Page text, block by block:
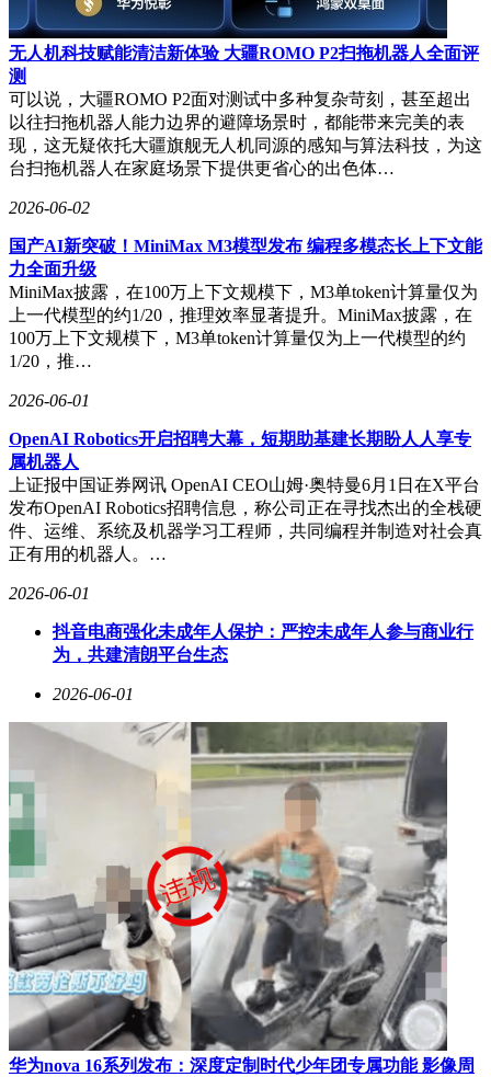
无人机科技赋能清洁新体验 大疆ROMO P2扫拖机器人全面评
测
可以说，大疆ROMO P2面对测试中多种复杂苛刻，甚至超出
以往扫拖机器人能力边界的避障场景时，都能带来完美的表
现，这无疑依托大疆旗舰无人机同源的感知与算法科技，为这
台扫拖机器人在家庭场景下提供更省心的出色体…
2026-06-02
国产AI新突破！MiniMax M3模型发布 编程多模态长上下文能
力全面升级
MiniMax披露，在100万上下文规模下，M3单token计算量仅为
上一代模型的约1/20，推理效率显著提升。MiniMax披露，在
100万上下文规模下，M3单token计算量仅为上一代模型的约
1/20，推…
2026-06-01
OpenAI Robotics开启招聘大幕，短期助基建长期盼人人享专
属机器人
上证报中国证券网讯 OpenAI CEO山姆·奥特曼6月1日在X平台
发布OpenAI Robotics招聘信息，称公司正在寻找杰出的全栈硬
件、运维、系统及机器学习工程师，共同编程并制造对社会真
正有用的机器人。…
2026-06-01
抖音电商强化未成年人保护：严控未成年人参与商业行
为，共建清朗平台生态
2026-06-01
华为nova 16系列发布：深度定制时代少年团专属功能 影像周